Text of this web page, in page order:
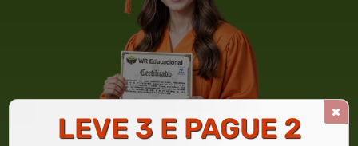
GANHE ATÉ 50% DE DESCONTO
LEVE 3 E PAGUE 2